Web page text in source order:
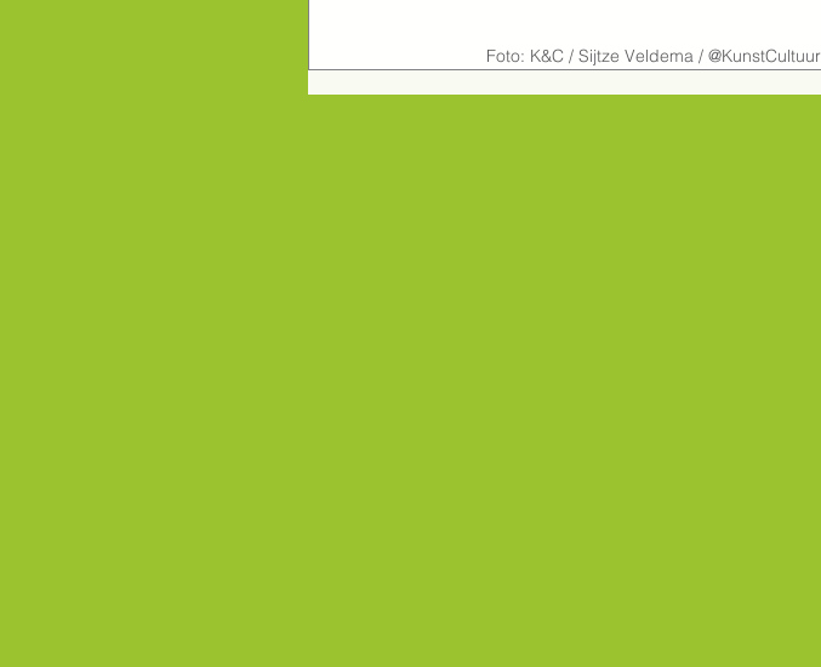
                                Foto: K&C / Sijtze Veldema / @KunstCultuur